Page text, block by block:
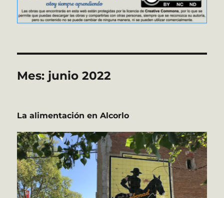
Mes: junio 2022
La alimentación en Alcorlo